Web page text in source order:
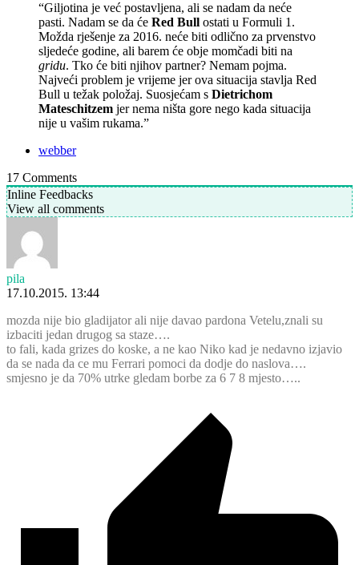
“Giljotina je već postavljena, ali se nadam da neće
pasti. Nadam se da će Red Bull ostati u Formuli 1.
Možda rješenje za 2016. neće biti odlično za prvenstvo
sljedeće godine, ali barem će obje momčadi biti na
gridu. Tko će biti njihov partner? Nemam pojma.
Najveći problem je vrijeme jer ova situacija stavlja Red
Bull u težak položaj. Suosjećam s Dietrichom
Mateschitzem jer nema ništa gore nego kada situacija
nije u vašim rukama.”
webber
17 Comments
Inline Feedbacks
View all comments
pila
17.10.2015. 13:44
mozda nije bio gladijator ali nije davao pardona Vetelu,znali su
izbaciti jedan drugog sa staze….
to fali, kada grizes do koske, a ne kao Niko kad je nedavno izjavio
da se nada da ce mu Ferrari pomoci da dodje do naslova….
smjesno je da 70% utrke gledam borbe za 6 7 8 mjesto…..